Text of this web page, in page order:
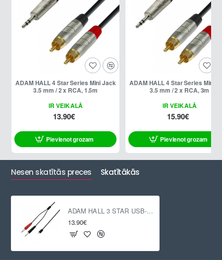
IR VEIKALĀ
ADAM HALL 4 Star Series Mini Jack
3.5 mm / 2 x RCA, 1.5m
13.90€
Pievienot grozam
IR VEIKALĀ
ADAM HALL 4 Star Series Mini Jack
3.5 mm / 2 x RCA, 3m
15.90€
Pievienot grozam
Nesen skatītās preces Skatītākās
ADAM HALL 3 STAR USB-C / 2 x Stereo Jack 6.3 mm, 1.5m
13.90€